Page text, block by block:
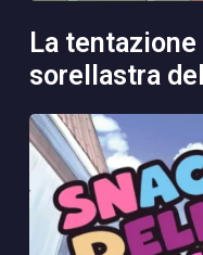
la tentazione della matrigna e
sorellastra